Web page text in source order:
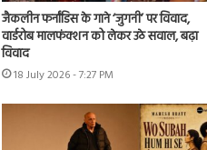
जैकलीन फर्नांडिस के गाने ‘जुगनी’ पर विवाद,
वार्डरोब मालफंक्शन को लेकर उठे सवाल, बढ़ा
विवाद
18 July 2026 - 7:27 PM